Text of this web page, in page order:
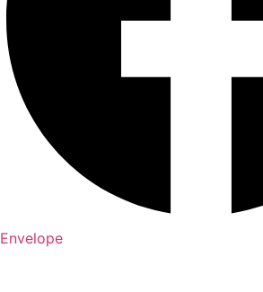
Envelope